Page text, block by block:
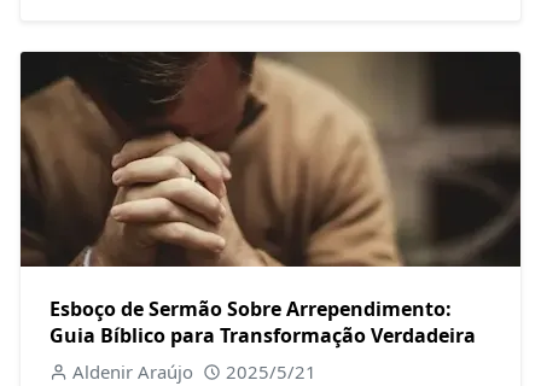
Esboço de Sermão Sobre Arrependimento:
Guia Bíblico para Transformação Verdadeira
Aldenir Araújo 2025/5/21